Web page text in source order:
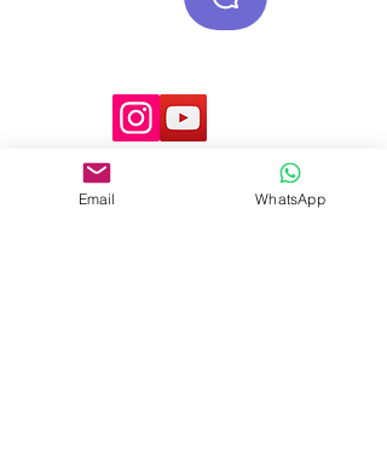
healy@frekanscihazi.com
Email WhatsApp